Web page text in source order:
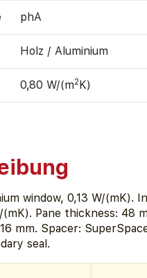
phA
Holz / Aluminium
0,80 W/(m2K)
window, 0,13 W/(mK).
(mK). Pane thickness: 48
mm. Spacer:
seal.